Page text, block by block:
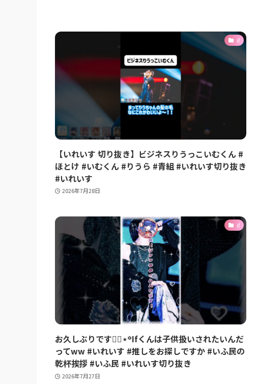
if
【いれいす 切り抜き】ビジネスりうっこいむくん #
ほとけ #いむくん #りうら #青組 #いれいす切り抜き
#いれいす
2026年7月28日
if
お久しぶりです🙂‍↕️⋆꙳Ifくんは子供扱いされたいんだ
ってww #いれいす #推しをお探しですか #いふ民の
乾杯挨拶 #いふ民 #いれいす切り抜き
2026年7月27日